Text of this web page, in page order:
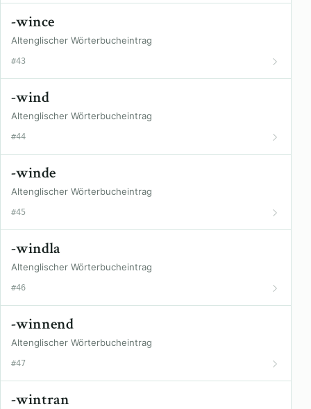
-wince
Altenglischer Wörterbucheintrag
#43
-wind
Altenglischer Wörterbucheintrag
#44
-winde
Altenglischer Wörterbucheintrag
#45
-windla
Altenglischer Wörterbucheintrag
#46
-winnend
Altenglischer Wörterbucheintrag
#47
-wintran